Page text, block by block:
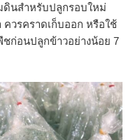
ดินสำหรับปลูกรอบใหม่
วรคราดเก็บออก หรือใช้
ก่อนปลูกข้าวอย่างน้อย 7